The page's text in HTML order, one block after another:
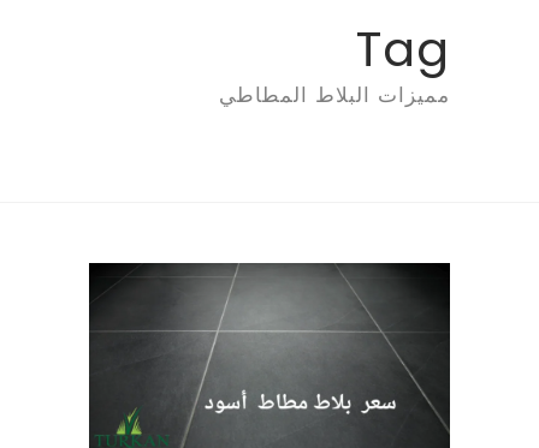
Tag
مميزات البلاط المطاطي